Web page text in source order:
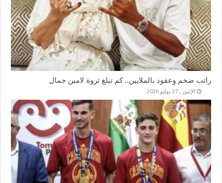
راتب ضخم وعقود بالملايين.. كم تبلغ ثروة لامين جمال
الإثنين , 27 يوليو 2026